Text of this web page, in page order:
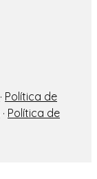
· Política de
· Política de